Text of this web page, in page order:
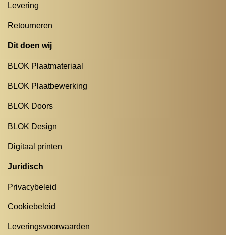
Levering
Retourneren
Dit doen wij
BLOK Plaatmateriaal
BLOK Plaatbewerking
BLOK Doors
BLOK Design
Digitaal printen
Juridisch
Privacybeleid
Cookiebeleid
Leveringsvoorwaarden